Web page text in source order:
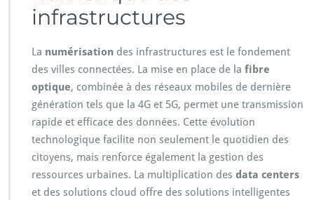
infrastructures
La numérisation des infrastructures est le fondement
des villes connectées. La mise en place de la fibre
optique, combinée à des réseaux mobiles de dernière
génération tels que la 4G et 5G, permet une transmission
rapide et efficace des données. Cette évolution
technologique facilite non seulement le quotidien des
citoyens, mais renforce également la gestion des
ressources urbaines. La multiplication des data centers
et des solutions cloud offre des solutions intelligentes